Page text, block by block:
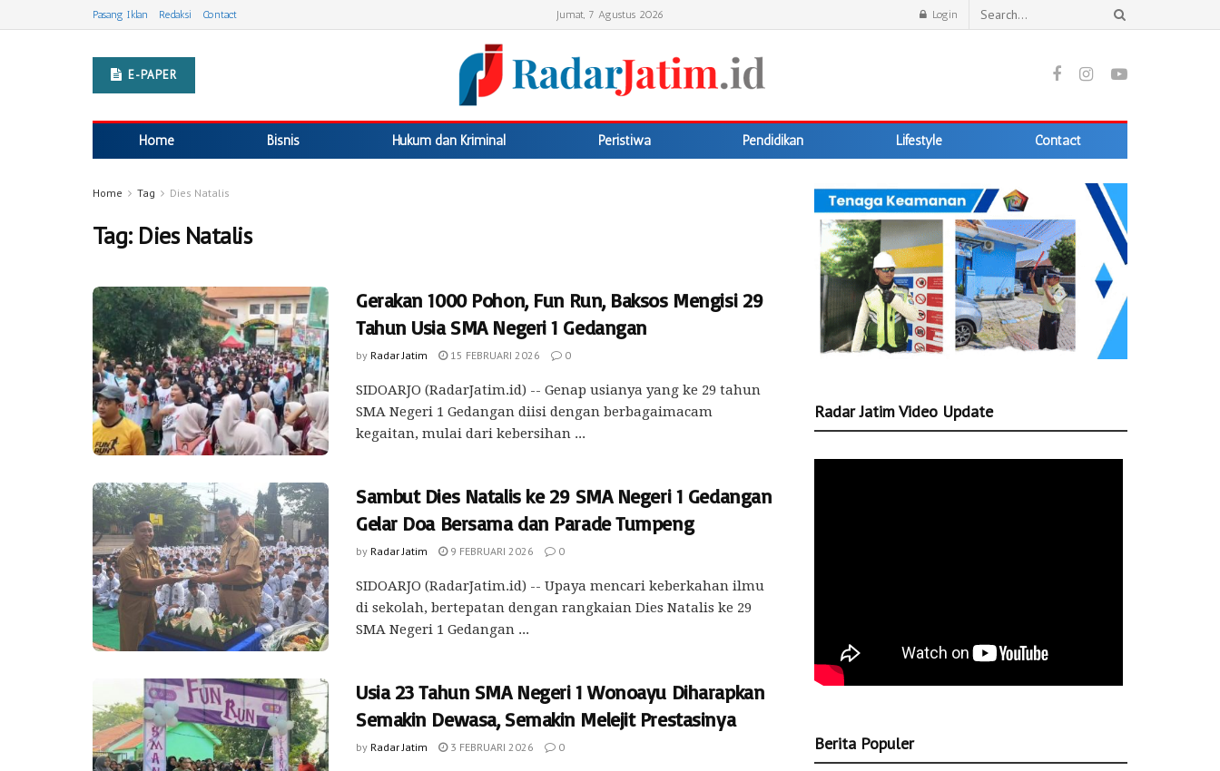
Pasang Iklan Redaksi Contact Jumat, 7 Agustus 2026 Login
E-PAPER
Home Bisnis Hukum dan Kriminal Peristiwa Pendidikan Lifestyle Contact
Home Tag Dies Natalis
Tag: Dies Natalis
Gerakan 1000 Pohon, Fun Run, Baksos Mengisi 29
Tahun Usia SMA Negeri 1 Gedangan
by Radar Jatim 15 FEBRUARI 2026 0
SIDOARJO (RadarJatim.id) -- Genap usianya yang ke 29 tahun
SMA Negeri 1 Gedangan diisi dengan berbagaimacam
kegaitan, mulai dari kebersihan ...
Sambut Dies Natalis ke 29 SMA Negeri 1 Gedangan
Gelar Doa Bersama dan Parade Tumpeng
by Radar Jatim 9 FEBRUARI 2026 0
SIDOARJO (RadarJatim.id) -- Upaya mencari keberkahan ilmu
di sekolah, bertepatan dengan rangkaian Dies Natalis ke 29
SMA Negeri 1 Gedangan ...
Usia 23 Tahun SMA Negeri 1 Wonoayu Diharapkan
Semakin Dewasa, Semakin Melejit Prestasinya
by Radar Jatim 3 FEBRUARI 2026 0
Radar Jatim Video Update
Berita Populer